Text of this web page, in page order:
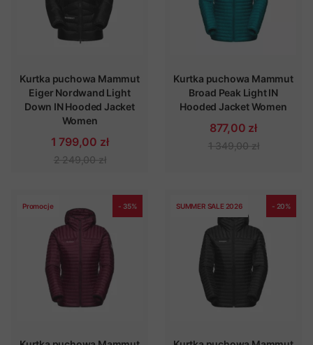
Kurtka puchowa Mammut
Eiger Nordwand Light
Down IN Hooded Jacket
Women
1 799,00 zł
2 249,00 zł
Kurtka puchowa Mammut
Broad Peak Light IN
Hooded Jacket Women
877,00 zł
1 349,00 zł
Promocje - 35% SUMMER SALE 2026 - 20%